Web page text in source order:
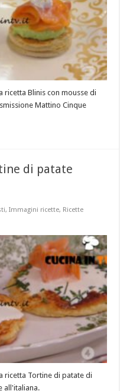
Blinis con mousse di
Mattino Cinque
di patate
,Immagini ricette, Ricette
ricetta Tortine di patate di
all'italiana.